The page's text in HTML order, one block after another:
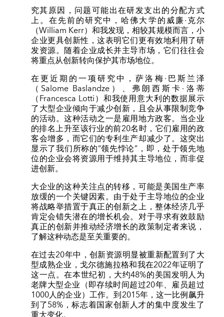
究其原因，问题可能出在研发支出的分配方式
上。在先前的研究中，哈佛大学的威廉·克尔
（William Kerr）和我发现，相较其规模而言，小
企业更具创新性，这表明它们更有效地利用了研
发资源。随着企业成长并主导市场，它们往往会
将重点从创新转向保护其市场地位。
在更近期的一项研究中，萨洛梅·巴斯兰泽
（Salome Baslandze）、弗朗西斯卡·洛蒂
（Francesca Lotti）和我使用意大利的数据展示
了大型企业倾向于减少创新，且会从事限制竞争
的活动。这种活动之一是雇用地方政客。当企业
的排名上升至该行业的前20名时，它们雇用的政
客会增多，而它们的专利生产却减少了。这突出
显示了我们所称的“领先悖论”，即，处于领先地
位的企业会将资源用于维持其主导地位，而非促
进创新。
大企业的这种关注点的转移，可能是美国生产率
放缓的一个关键因素。由于处于主导地位的企业
将战略举措置于真正的创新之上，整体经济几乎
肯定会错失潜在的增长机会。对于寻求有效鼓励
真正的创新并推动经济增长的政策制定者来说，
了解这种动态是至关重要的。
在过去20年中，创新资源明显被重新配置到了大
型成熟企业，戈尔德施拉格和我在2022年证明了
这一点。在本世纪初，大约48%的美国发明人为
老牌大型企业（即存续时间超过20年、雇员超过
1000人的企业）工作。到2015年，这一比例飙升
到了58%，标志着国家创新人才的集中度发生了